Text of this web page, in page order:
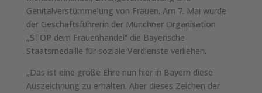
Genitalverstümmelung von Frauen. Am 7. Mai wurde
der Geschäftsführerin der Münchner Organisation
„STOP dem Frauenhandel“ die Bayerische
Staatsmedaille für soziale Verdienste verliehen.
„Das ist eine große Ehre nun hier in Bayern diese
Auszeichnung zu erhalten. Aber dieses Zeichen der